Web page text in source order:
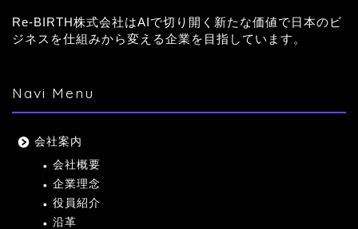
Re-BIRTH株式会社はAIで切り開く新たな価値で日本のビ
ジネスを仕組みから変える企業を目指しています。
Navi Menu
会社案内
会社概要
企業理念
役員紹介
沿革